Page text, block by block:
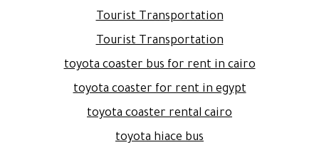
Tourist Transportation
Tourist Transportation
toyota coaster bus for rent in cairo
toyota coaster for rent in egypt
toyota coaster rental cairo
toyota hiace bus